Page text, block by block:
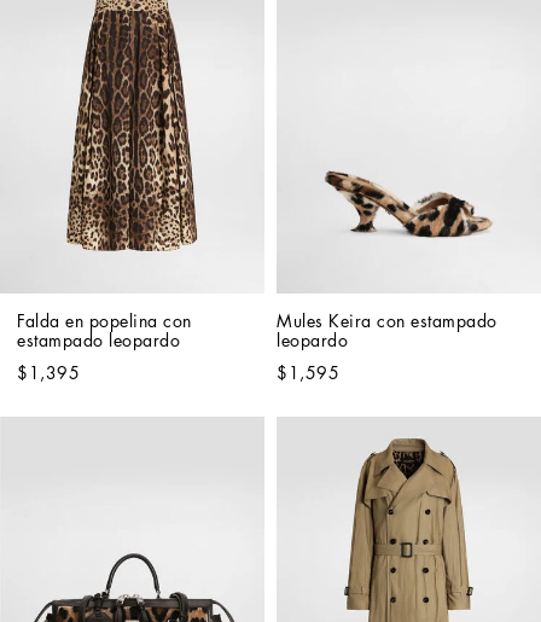
Falda en popelina con
estampado leopardo
$1,395
Mules Keira con estampado
leopardo
$1,595